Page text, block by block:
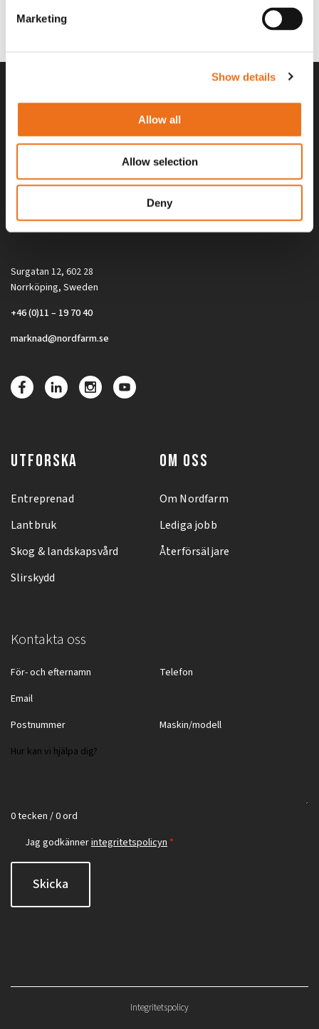
Marketing
Show details
Allow all
Allow selection
Deny
Alla priser på tillbehör och tillval gäller vid köp av ny maskin. Priserna
gäller inte vid köp av enskild produkt, till exempel
Surgatan 12, 602 28
Norrköping, Sweden
+46 (0)11 – 19 70 40
marknad@nordfarm.se
UTFORSKA
Entreprenad
Lantbruk
Skog & landskapsvård
Slirskydd
OM OSS
Om Nordfarm
Lediga jobb
Återförsäljare
Kontakta oss
0 tecken / 0 ord
Jag godkännerintegritetspolicyn *
Skicka
Integritetspolicy